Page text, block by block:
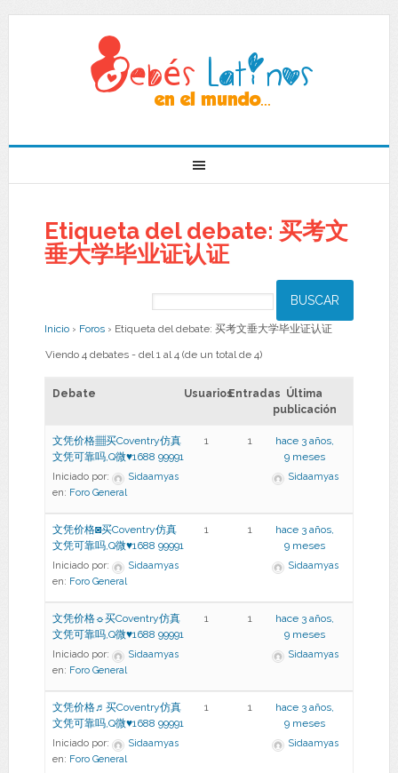
Etiqueta del debate: 买考文
垂大学毕业证认证
Inicio › Foros › Etiqueta del debate: 买考文垂大学毕业证认证
Viendo 4 debates - del 1 al 4 (de un total de 4)
Debate UsuariosEntradas Última
publicación
文凭价格▦买Coventry仿真
文凭可靠吗,Q微♥1688 99991
Iniciado por:
Sidaamyas
en: Foro General
1 1
hace 3 años,
9 meses
Sidaamyas
文凭价格◙买Coventry仿真
文凭可靠吗,Q微♥1688 99991
Iniciado por:
Sidaamyas
en: Foro General
1 1
hace 3 años,
9 meses
Sidaamyas
文凭价格☼买Coventry仿真
文凭可靠吗,Q微♥1688 99991
Iniciado por:
Sidaamyas
en: Foro General
1 1
hace 3 años,
9 meses
Sidaamyas
文凭价格♬买Coventry仿真
文凭可靠吗,Q微♥1688 99991
Iniciado por:
Sidaamyas
en: Foro General
1 1
hace 3 años,
9 meses
Sidaamyas